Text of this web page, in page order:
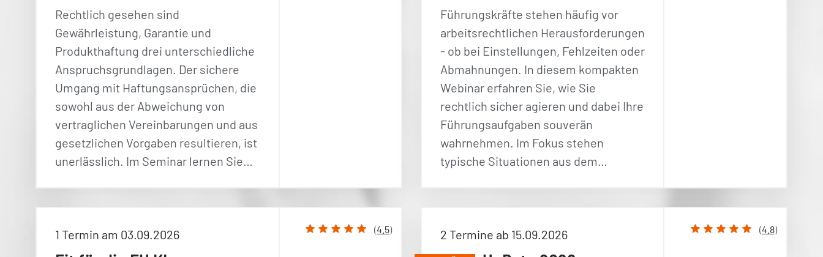
Rechtlich gesehen sind
Gewährleistung, Garantie und
Produkthaftung drei unterschiedliche
Anspruchsgrundlagen. Der sichere
Umgang mit Haftungsansprüchen, die
sowohl aus der Abweichung von
vertraglichen Vereinbarungen und aus
gesetzlichen Vorgaben resultieren, ist
unerlässlich. Im Seminar lernen Sie…
Führungskräfte stehen häufig vor
arbeitsrechtlichen Herausforderungen
- ob bei Einstellungen, Fehlzeiten oder
Abmahnungen. In diesem kompakten
Webinar erfahren Sie, wie Sie
rechtlich sicher agieren und dabei Ihre
Führungsaufgaben souverän
wahrnehmen. Im Fokus stehen
typische Situationen aus dem…
1 Termin am 03.09.2026 (4.5) 2 Termine ab 15.09.2026 (4.8)